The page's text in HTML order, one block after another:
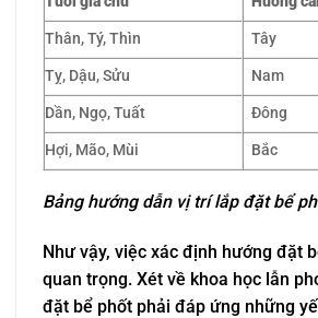
Thân, Tý, Thìn
Tây
Tỵ, Dậu, Sửu
Nam
Dần, Ngọ, Tuất
Đông
Hợi, Mão, Mùi
Bắc
Bảng hướng dẫn vị trí lắp đặt bể
Như vậy, việc xác định hướng đặt
quan trọng. Xét về khoa học lẫn
đặt bể phốt phải đáp ứng những